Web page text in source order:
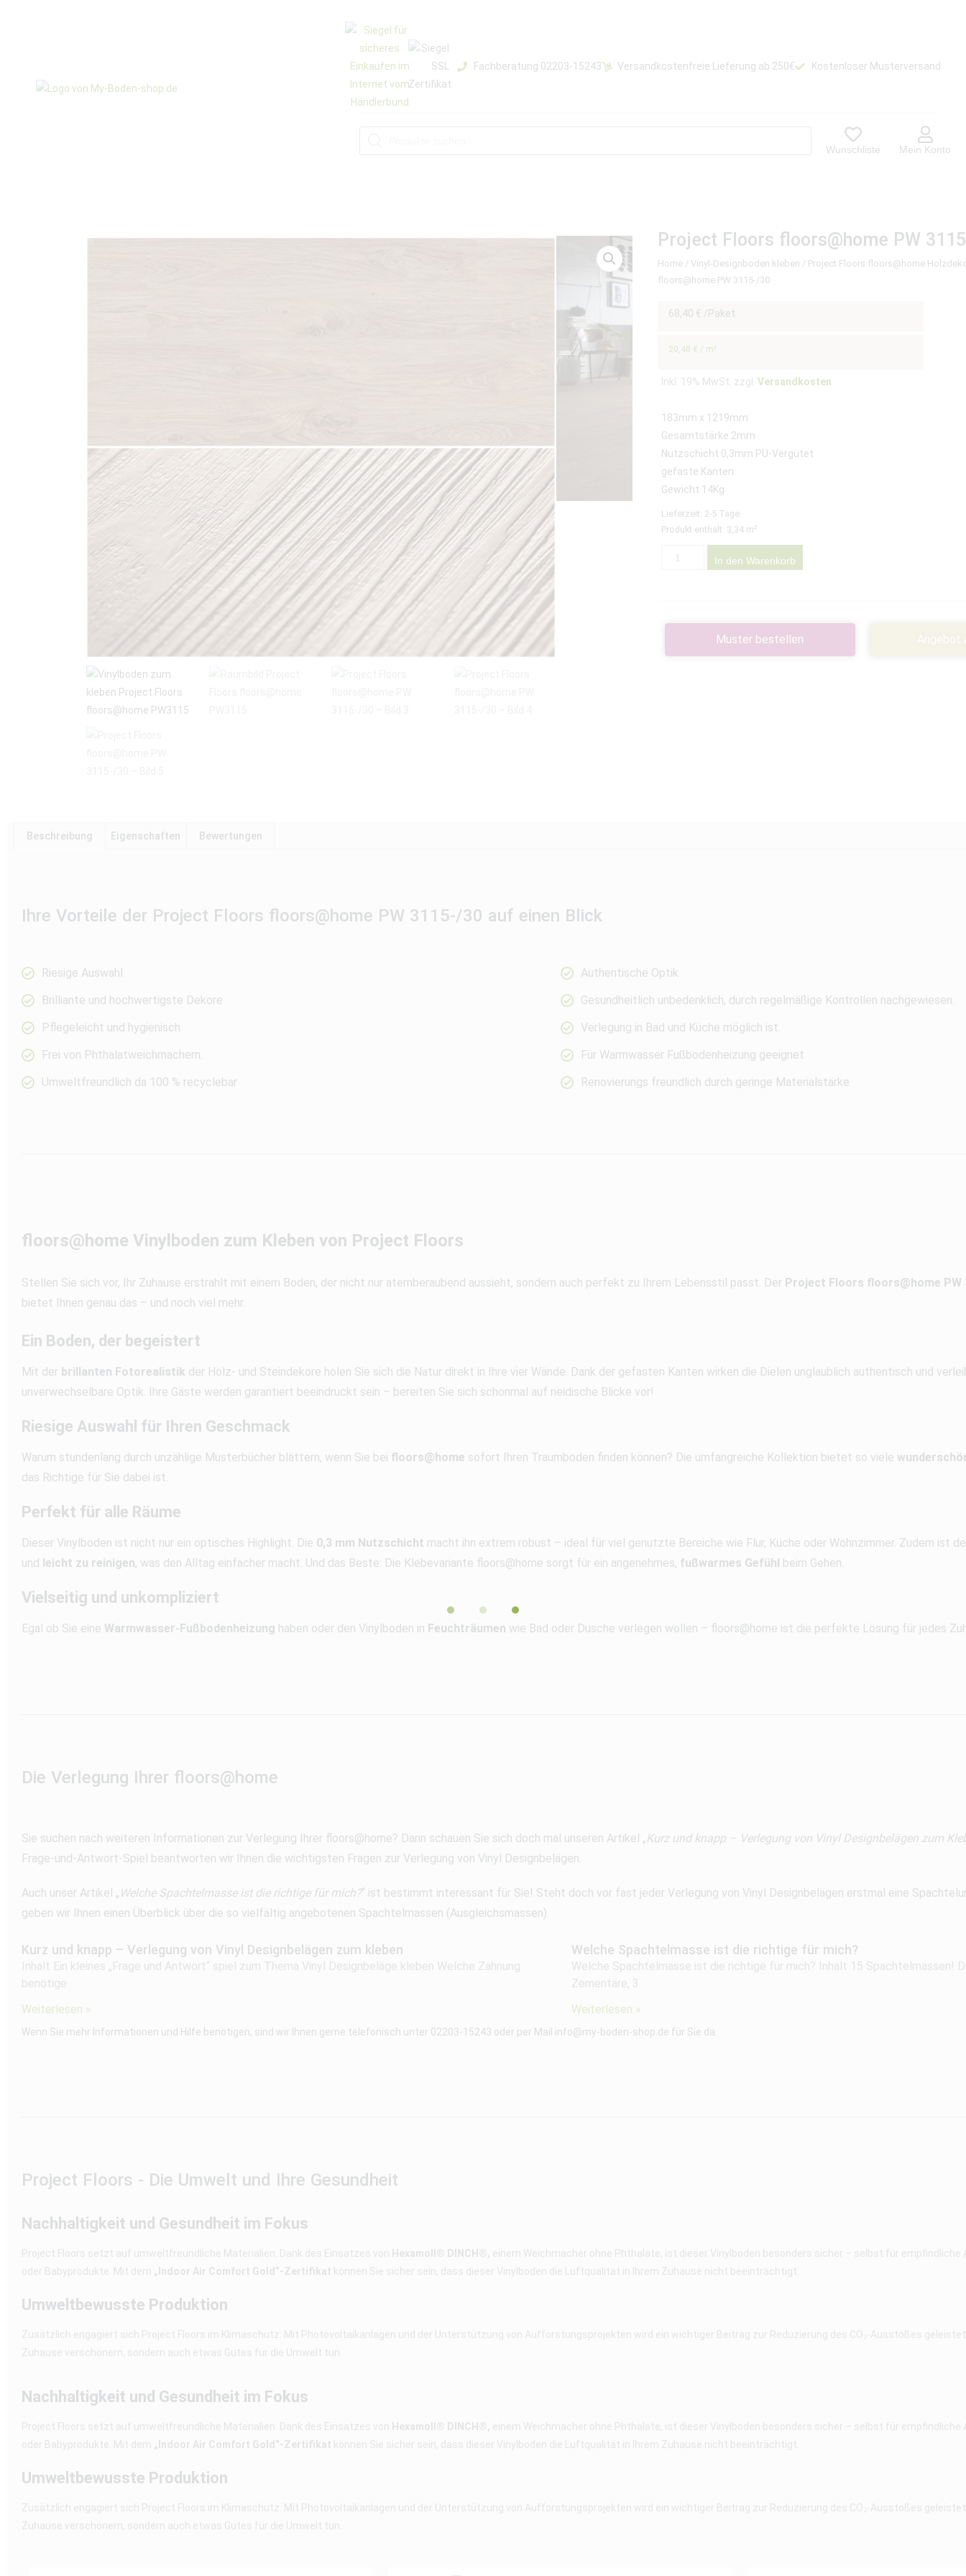
Fachberatung 02203-15243 Versandkostenfreie Lieferung ab 250€ Kostenloser Musterversand
Wunschliste Mein Konto
Project Floors floors@home PW
Home / Vinyl-Designboden kleben / Project Floors floors@home
floors@home PW 3115-/30
68,40 € /Paket
20,48 € / m²
Inkl. 19% MwSt. zzgl. Versandkosten
183mm x 1219mm
Gesamtstärke 2mm
Nutzschicht 0,3mm PU-Vergütet
gefaste Kanten
Gewicht 14Kg
Lieferzeit: 2-5 Tage
Produkt enthält: 3,34 m²
In den Warenkorb
Muster bestellen Angebot
Beschreibung Eigenschaften Bewertungen
Ihre Vorteile der Project Floors floors@home PW 3115-/30 auf einen Blick
Riesige Auswahl
Brilliante und hochwertigste Dekore
Pflegeleicht und hygienisch
Frei von Phthalatweichmachern.
Umweltfreundlich da 100 % recyclebar
Authentische Optik
Gesundheitlich unbedenklich, durch regelmäßige Kontrollen nachgewiesen.
Verlegung in Bad und Küche möglich ist.
Für Warmwasser Fußbodenheizung geeignet
Renovierungs freundlich durch geringe Materialstärke
floors@home Vinylboden zum Kleben von Project Floors
Stellen Sie sich vor, Ihr Zuhause erstrahlt mit einem Boden, der nicht nur atemberaubend aussieht, sondern auch perfekt zu Ihrem Lebensstil passt. Der Project Floors floors@home PW
bietet Ihnen genau das – und noch viel mehr.
Ein Boden, der begeistert
Mit der brillanten Fotorealistik der Holz- und Steindekore holen Sie sich die Natur direkt in Ihre vier Wände. Dank der gefasten Kanten wirken die Dielen unglaublich authentisch und
unverwechselbare Optik. Ihre Gäste werden garantiert beeindruckt sein – bereiten Sie sich schonmal auf neidische Blicke vor!
Riesige Auswahl für Ihren Geschmack
Warum stundenlang durch unzählige Musterbücher blättern, wenn Sie bei floors@home sofort Ihren Traumboden finden können? Die umfangreiche Kollektion bietet so viele
das Richtige für Sie dabei ist.
Perfekt für alle Räume
Dieser Vinylboden ist nicht nur ein optisches Highlight. Die 0,3 mm Nutzschicht macht ihn extrem robust – ideal für viel genutzte Bereiche wie Flur, Küche oder Wohnzimmer. Zudem ist
und
leicht zu reinigen, was den Alltag einfacher macht. Und das Beste: Die Klebevariante floors@home sorgt für ein angenehmes, fußwarmes Gefühl beim Gehen.
Vielseitig und unkompliziert
Egal ob Sie eine Warmwasser-Fußbodenheizung haben oder den Vinylboden in Feuchträumen wie Bad oder Dusche verlegen wollen – floors@home ist die perfekte Lösung für jedes
Die Verlegung Ihrer floors@home
Sie suchen nach weiteren Informationen zur Verlegung Ihrer floors@home? Dann schauen Sie sich doch mal unseren Artikel „Kurz und knapp – Verlegung von Vinyl Designbelägen zum
Frage-und-Antwort-Spiel beantworten wir Ihnen die wichtigsten Fragen zur Verlegung von Vinyl Designbelägen.
Auch unser Artikel „ Welche Spachtelmasse ist die richtige für mich?“ ist bestimmt interessant für Sie! Steht doch vor fast jeder Verlegung von Vinyl Designbelägen erstmal eine
geben wir Ihnen einen Überblick über die so vielfältig angebotenen Spachtelmassen (Ausgleichsmassen).
Kurz und knapp – Verlegung von Vinyl Designbelägen zum kleben
Inhalt Ein kleines „Frage und Antwort“ spiel zum Thema Vinyl Designbeläge kleben Welche Zahnung
benötige
Weiterlesen »
Welche Spachtelmasse ist die richtige für mich?
Welche Spachtelmasse ist die richtige für mich? Inhalt 15 Spachtelmassen!
Zementäre, 3
Weiterlesen »
Wenn Sie mehr Informationen und Hilfe benötigen, sind wir Ihnen gerne telefonisch unter 02203-15243 oder per Mail info@my-boden-shop.de für Sie da.
Project Floors - Die Umwelt und Ihre Gesundheit
Nachhaltigkeit und Gesundheit im Fokus
Project Floors setzt auf umweltfreundliche Materialien. Dank des Einsatzes von Hexamoll® DINCH®, einem Weichmacher ohne Phthalate, ist dieser Vinylboden besonders sicher – selbst für empfindliche
oder Babyprodukte. Mit dem „Indoor Air Comfort Gold“-Zertifikat können Sie sicher sein, dass dieser Vinylboden die Luftqualität in Ihrem Zuhause nicht beeinträchtigt.
Umweltbewusste Produktion
Zusätzlich engagiert sich Project Floors im Klimaschutz: Mit Photovoltaikanlagen und der Unterstützung von Aufforstungsprojekten wird ein wichtiger Beitrag zur Reduzierung des CO₂-Ausstoßes
Zuhause verschönern, sondern auch etwas Gutes für die Umwelt tun.
Nachhaltigkeit und Gesundheit im Fokus
Project Floors setzt auf umweltfreundliche Materialien. Dank des Einsatzes von Hexamoll® DINCH®, einem Weichmacher ohne Phthalate, ist dieser Vinylboden besonders sicher – selbst für empfindliche
oder Babyprodukte. Mit dem „Indoor Air Comfort Gold“-Zertifikat können Sie sicher sein, dass dieser Vinylboden die Luftqualität in Ihrem Zuhause nicht beeinträchtigt.
Umweltbewusste Produktion
Zusätzlich engagiert sich Project Floors im Klimaschutz: Mit Photovoltaikanlagen und der Unterstützung von Aufforstungsprojekten wird ein wichtiger Beitrag zur Reduzierung des CO₂-Ausstoßes
Zuhause verschönern, sondern auch etwas Gutes für die Umwelt tun.